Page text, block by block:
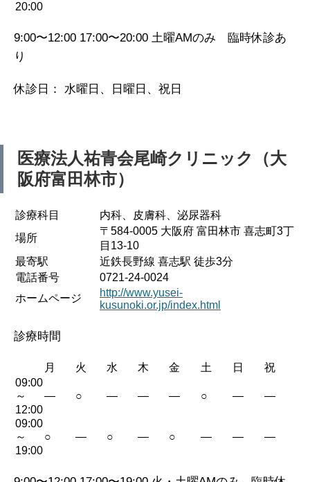
20:00
9:00〜12:00 17:00〜20:00 土曜AMのみ 臨時休診あ
り
休診日： 水曜日、日曜日、祝日
医療法人祐青会尾崎クリニック（大
阪府富田林市）
診療科目
内科、皮膚科、泌尿器科
場所
〒584-0005 大阪府 富田林市 喜志町3丁
目13-10
最寄駅
近鉄長野線 喜志駅 徒歩3分
電話番号
0721-24-0024
ホームページ
http://www.yusei-
kusunoki.or.jp/index.html
診療時間
月 火 水 木 金 土 日
祝
09:00
～
12:00
— ○ — — — ○ — —
09:00
～
19:00
○ — ○ — ○ — — —